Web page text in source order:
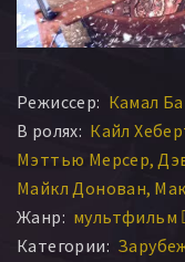
Режиссер: Камал
В ролях: Кайл
Мэттью Мерсер
Майкл Донован
Жанр: мультфильм
Категории: